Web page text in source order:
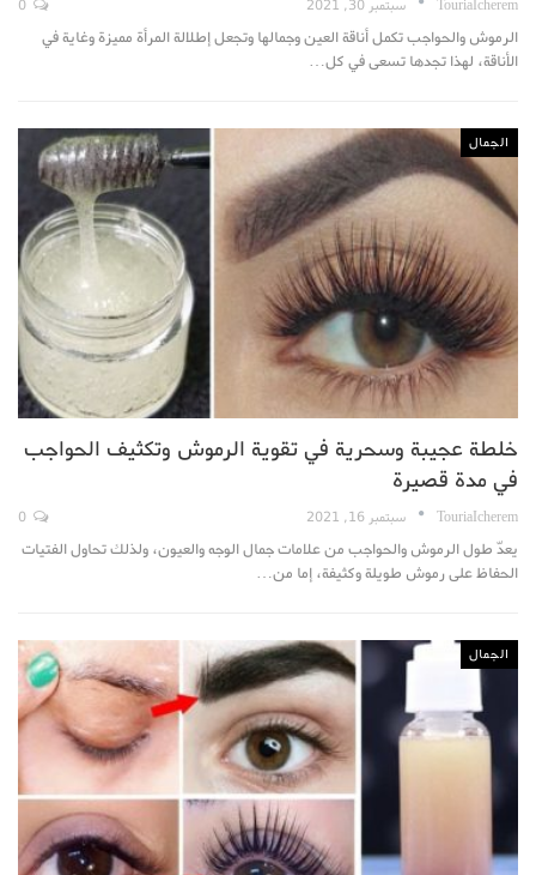
TouriaIcherem سبتمبر 30, 2021
الرموش والحواجب تكمل أناقة العين وجمالها وتجعل إطلالة المرأة مميزة وغاية في
الأناقة، لهذا تجدها تسعى في كل…
الجمال
خلطة عجيبة وسحرية في تقوية الرموش وتكثيف الحواجب
في مدة قصيرة
TouriaIcherem سبتمبر 16, 2021
يعدّ طول الرموش والحواجب من علامات جمال الوجه والعيون، ولذلك تحاول الفتيات
الحفاظ على رموش طويلة وكثيفة، إما من…
الجمال